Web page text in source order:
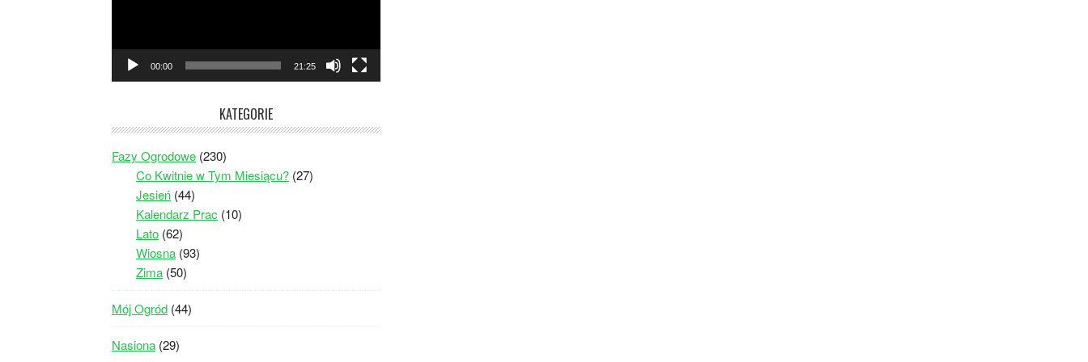
00:00 21:25
KATEGORIE
Fazy Ogrodowe (230)
Co Kwitnie w Tym Miesiącu? (27)
Jesień (44)
Kalendarz Prac (10)
Lato (62)
Wiosna (93)
Zima (50)
Mój Ogród (44)
Nasiona (29)